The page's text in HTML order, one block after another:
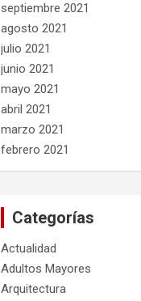
septiembre 2021
agosto 2021
julio 2021
junio 2021
mayo 2021
abril 2021
marzo 2021
febrero 2021
Categorías
Actualidad
Adultos Mayores
Arquitectura